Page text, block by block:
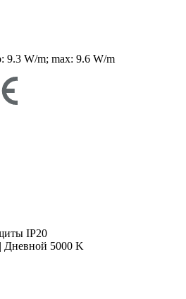
9.3 W/m; max: 9.6 W/m
IP20
Дневной 5000 K